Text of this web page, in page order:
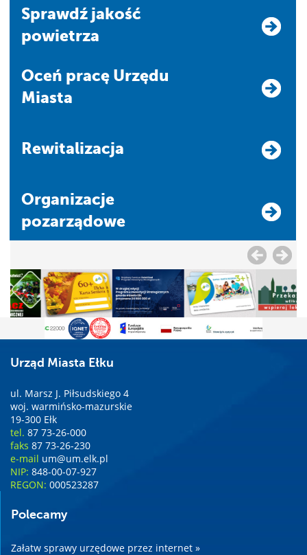
Sprawdź jakość
powietrza
Oceń pracę Urzędu
Miasta
Rewitalizacja
Organizacje
pozarządowe
Urząd Miasta Ełku
ul. Marsz J. Piłsudskiego 4
woj. warmińsko-mazurskie
19-300 Ełk
tel. 87 73-26-000
faks 87 73-26-230
e-mail um@um.elk.pl
NIP: 848-00-07-927
REGON: 000523287
Polecamy
Załatw sprawy urzędowe przez internet »